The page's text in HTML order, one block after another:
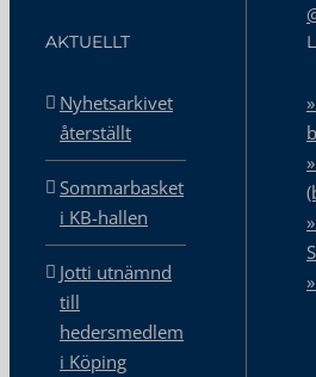
AKTUELLT
Nyhetsarkivet
återställt
Sommarbasket
i KB-hallen
Jotti utnämnd
till
hedersmedlem
i Köping